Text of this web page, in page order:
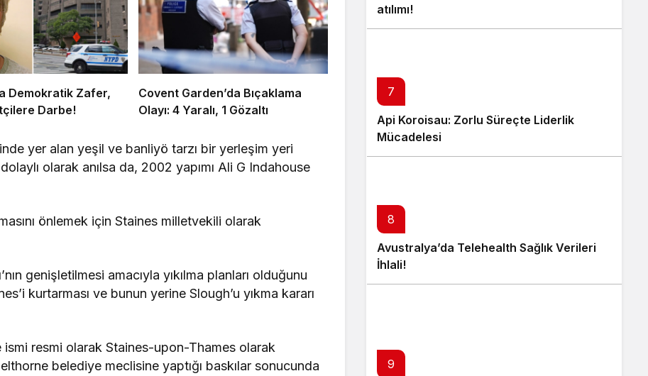
Demokratik Zafer,
Darbe!
Covent Garden’da Bıçaklama
Olayı: 4 Yaralı, 1 Gözaltı
yer alan yeşil ve banliyö tarzı bir yerleşim yeri
olarak anılsa da, 2002 yapımı Ali G Indahouse
önlemek için Staines milletvekili olarak
genişletilmesi amacıyla yıkılma planları olduğunu
kurtarması ve bunun yerine Slough’u yıkma kararı
resmi olarak Staines-upon-Thames olarak
belediye meclisine yaptığı baskılar sonucunda
atılımı!
7
Api Koroisau: Zorlu Süreçte Liderlik
Mücadelesi
8
Avustralya’da Telehealth Sağlık Verileri
İhlali!
9